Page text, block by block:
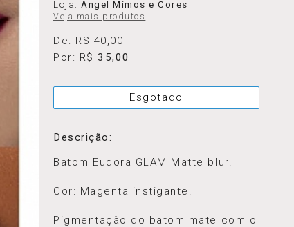
Loja:Angel Mimos e Cores
Veja mais produtos
De:R$ 40,00
Por: R$35,00
Esgotado
Descrição:
Batom Eudora GLAM Matte blur.
Cor: Magenta instigante.
Pigmentação do batom mate com o